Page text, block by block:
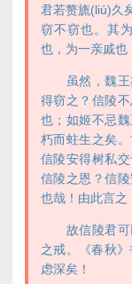
君若赘旒(liú)久
窃不窃也。其
也，为一亲戚也
虽然，魏王
得窃之？信陵
也；如姬不忌
朽而蛀生之矣
信陵安得树私
信陵之恩？信
也哉！由此言之
故信陵君可
之戒。《春秋
虑深矣！